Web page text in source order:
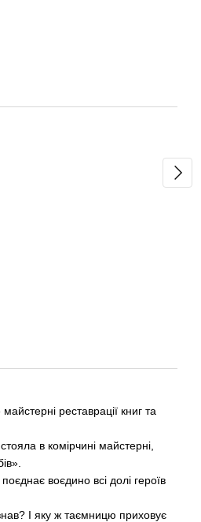
реставрації книг та
в комірчині майстерні,
воєдино всі долі героїв
І яку ж таємницю приховує